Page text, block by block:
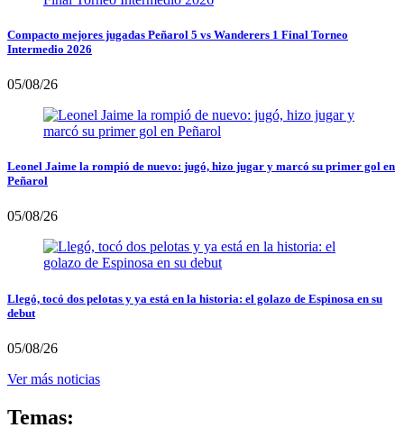
Compacto mejores jugadas Peñarol 5 vs Wanderers 1 Final Torneo
Intermedio 2026
05/08/26
Leonel Jaime la rompió de nuevo: jugó, hizo jugar y marcó su primer gol en
Peñarol
05/08/26
Llegó, tocó dos pelotas y ya está en la historia: el golazo de Espinosa en su
debut
05/08/26
Ver más noticias
Temas: